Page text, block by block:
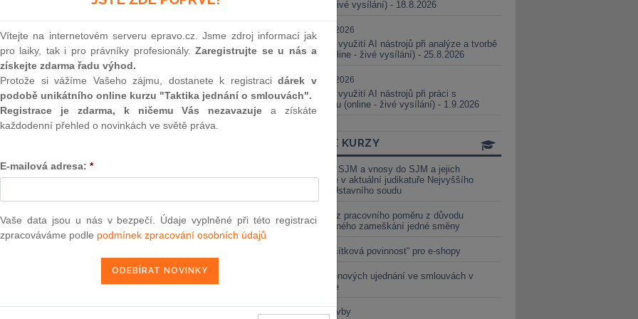
naše služba „
jsou určené pouze předplatitelům a nejsou přístupné
veřejně.
informací navštivte náš
E-SHOP
předplatné -
právo | www.epravo.cz
(online - živé vysílání) - 18.8.2026
25.08.2026
Praktické využití AI nástrojů při analýze a tvorbě
smluv (online - živé vysílání) - 25.8.2026
01.09.2026
Praktické využití AI nástrojů při práci s
judikaturou (online - živé vysílání) - 1.9.2026
ONLINE KURZY
Vnosy ze SJM a vnosy do SJM a jejich
valorizace v aktuální judikatuře Nejvyššího
soudu a Ústavního soudu
Výpověď z pracovního poměru z důvodu
neomluveného zameškání jedné směny
Nová „tlačítková povinnost“ pro e-shopy
Změna cenových ujednání ve smlouvách v
energetice
Černé stavby
Vítejte na internetovém serveru epravo.cz. Jsme zdroj informací jak
pro laiky, tak i pro právníky profesionály.Zaregistrujte se u nás a
získejte zdarma řadu výhod.
Protože si vážíme Vašeho zájmu, dostanete k registracidárek v
podobě unikátního online kurzu "Taktika jednání o smlouvách".
Registrace je zdarma, k ničemu Vás nezavazuje a získáte
každodenní přehled o novinkách ve světě práva.
E-mailová adresa: *
Vaše data jsou u nás v bezpečí. Údaje vyplněné při této registraci
zpracováváme podle podmínek zpracování osobních údajů